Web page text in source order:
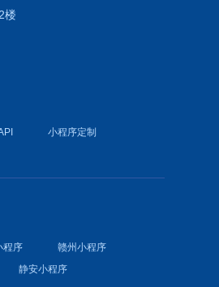
楼
小程序定制
程序
赣州小程序
静安小程序